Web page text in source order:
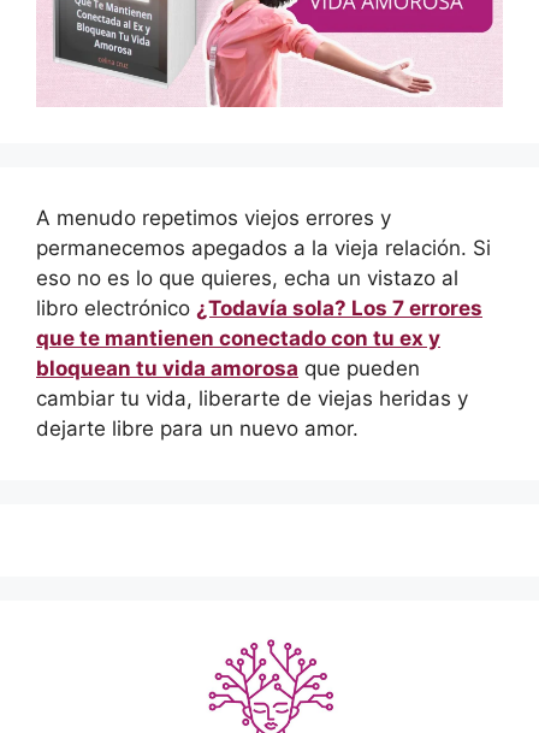
A menudo repetimos viejos errores y
permanecemos apegados a la vieja relación. Si
eso no es lo que quieres, echa un vistazo al
libro electrónico ¿Todavía sola? Los 7 errores
que te mantienen conectado con tu ex y
bloquean tu vida amorosa que pueden
cambiar tu vida, liberarte de viejas heridas y
dejarte libre para un nuevo amor.